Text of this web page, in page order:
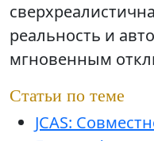
реальность и
мгновенным
Статьи по теме
JCAS: